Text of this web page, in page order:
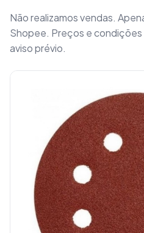
Não realizamos vendas.
Shopee. Preços e
aviso prévio.